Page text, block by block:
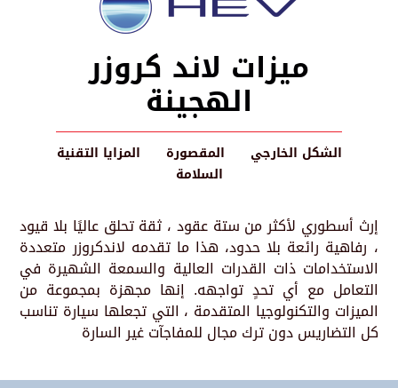
ميزات لاند كروزر
الهجينة
الشكل الخارجي المقصورة
المزايا التقنية
السلامة
إرث أسطوري لأكثر من ستة عقود ، ثقة تحلق عاليًا بلا قيود
، رفاهية رائعة بلا حدود، هذا ما تقدمه لاندكروزر متعددة
الاستخدامات ذات القدرات العالية والسمعة الشهيرة في
التعامل مع أي تحدٍ تواجهه. إنها مجهزة بمجموعة من
الميزات والتكنولوجيا المتقدمة ، التي تجعلها سيارة تناسب
كل التضاريس دون ترك مجال للمفاجآت غير السارة